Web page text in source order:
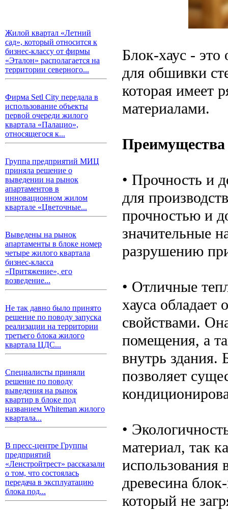
Жилой квартал «Летний
сад», который относится к
бизнес-классу от фирмы
«Эталон» располагается на
территории северного...
Фирма Setl City передала в
использование объекты
первой очереди жилого
квартала «Палацио»,
относящегося к...
Группа предприятий МИЦ
приняла решение о
выведении на рынок
апартаментов в
инновационном жилом
квартале «Цветочные...
Выведены на рынок
апартаменты в блоке номер
четыре жилого квартала
бизнес-класса
«Притяжение», его
возведение...
Не так давно было принято
решение по поводу запуска
реализации на территории
третьего блока жилого
квартала ЦДС...
Специалисты приняли
решение по поводу
выведения на рынок
квартир в блоке под
названием Whiteman жилого
квартала...
В пресс-центре Группы
предприятий
«Ленстройтрест» рассказали
о том, что состоялась
передача в эксплуатацию
блока под...
Блок-хаус - это
для обшивки
которая имеет
материалами.
Преимущества
• Прочность и
для
прочностью и
значительные
разрушению
• Отличные
хауса
свойствами.
помещения, а
внутрь здания.
позволяет
•
материал, так
использования
древесина
который не